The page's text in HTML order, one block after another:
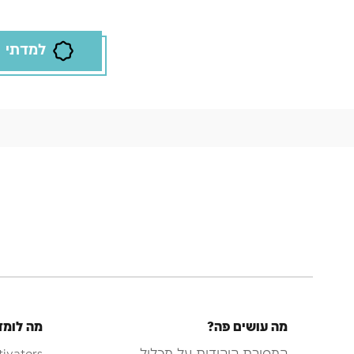
למדתי
מה
מה עושים פה?